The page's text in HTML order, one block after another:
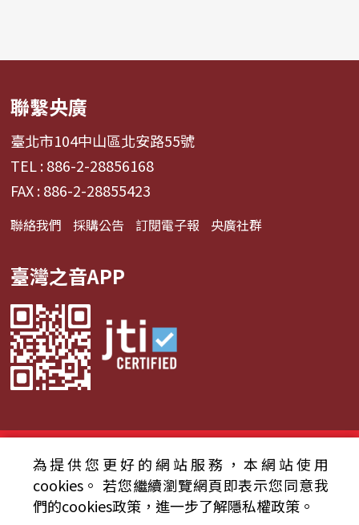
聯繫央廣
臺北市104中山區北安路55號
TEL : 886-2-28856168
FAX : 886-2-28855423
聯絡我們 採購公告 訂閱電子報 央廣社群
臺灣之音APP
© 2024財團法人中央廣播電臺 版權所有
資通安全政策聲明
服務條款 隱私權條款
為提供您更好的網站服務，本網站使用
cookies。 若您繼續瀏覽網頁即表示您同意我
們的cookies政策，進一步了解隱私權政策。